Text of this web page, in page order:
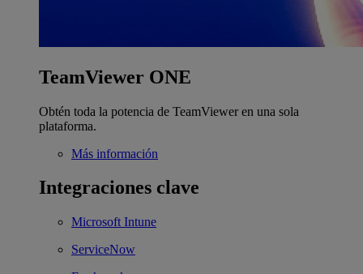
TeamViewer ONE
Obtén toda la potencia de TeamViewer en una sola
plataforma.
Más información
Integraciones clave
Microsoft Intune
ServiceNow